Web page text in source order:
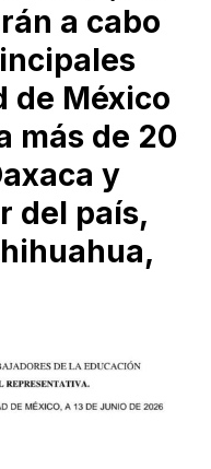
a cabo
de México
más de 20
y
del país,